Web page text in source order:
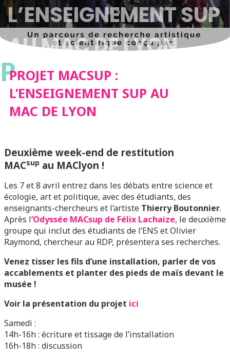
L’ENSEIGNEMENT SUP
AU MAC DE LYON
PPROJET MACSUP :
L’ENSEIGNEMENT SUP AU
MAC DE LYON
Deuxième week-end de restitution
MACsup au MAClyon !
Les 7 et 8 avril entrez dans les débats entre science et
écologie, art et politique, avec des étudiants, des
enseignants-chercheurs et l’artiste Thierry Boutonnier.
Après l‘Odyssée MACsup de Félix Lachaize, le deuxième
groupe qui inclut des étudiants de l’ENS et Olivier
Raymond, chercheur au RDP, présentera ses recherches.
Venez tisser les fils d’une installation, parler de vos
accablements et planter des pieds de maïs devant le
musée !
Voir la présentation du projet ici
Samedi :
14h-16h : écriture et tissage de l’installation
16h-18h : discussion